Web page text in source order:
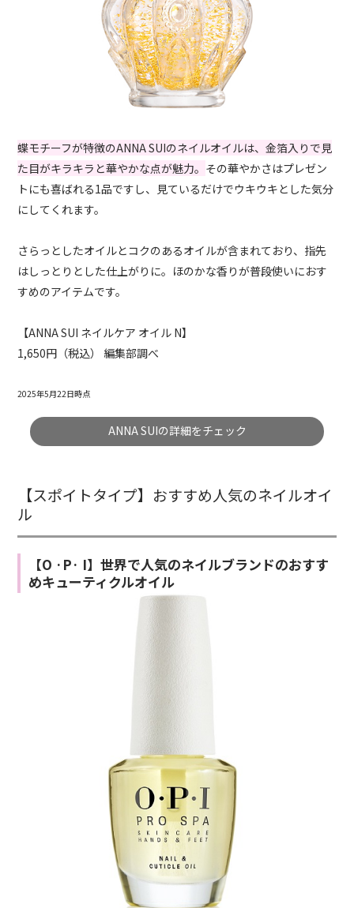
蝶モチーフが特徴のANNA SUIのネイルオイルは、金箔入りで見
た目がキラキラと華やかな点が魅力。 その華やかさはプレゼン
トにも喜ばれる1品ですし、見ているだけでウキウキとした気分
にしてくれます。
さらっとしたオイルとコクのあるオイルが含まれており、指先
はしっとりとした仕上がりに。ほのかな香りが普段使いにおす
すめのアイテムです。
【ANNA SUI ネイルケア オイル N】
1,650円（税込） 編集部調べ
2025年5月22日時点
ANNA SUIの詳細をチェック
【スポイトタイプ】おすすめ人気のネイルオイ
ル
【O ·P· I】世界で人気のネイルブランドのおすす
めキューティクルオイル